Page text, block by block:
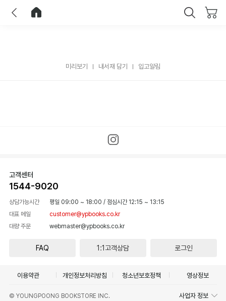
미리보기 내서재 담기 입고알림
고객센터
1544-9020
상담가능시간 평일 09:00 ~ 18:00 / 점심시간 12:15 ~ 13:15
대표 메일
customer@ypbooks.co.kr
대량 주문
webmaster@ypbooks.co.kr
FAQ 1:1고객상담 로그인
이용약관 개인정보처리방침 청소년보호정책 영상정보
© YOUNGPOONG BOOKSTORE INC. 사업자 정보